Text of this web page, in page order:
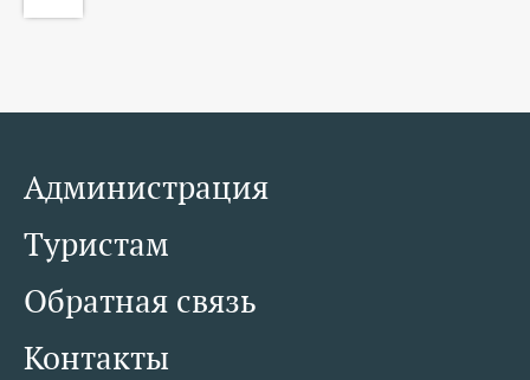
Администрация
Туристам
Обратная связь
Контакты